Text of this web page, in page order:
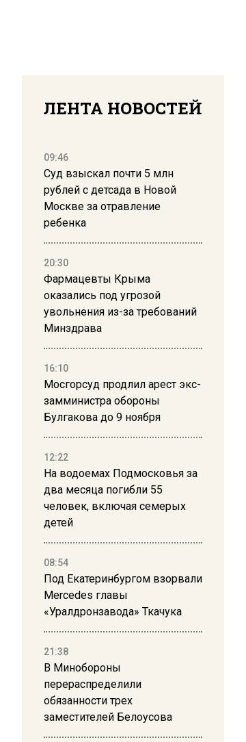
ЛЕНТА НОВОСТЕЙ
09:46
Суд взыскал почти 5 млн
рублей с детсада в Новой
Москве за отравление
ребенка
20:30
Фармацевты Крыма
оказались под угрозой
увольнения из-за требований
Минздрава
16:10
Мосгорсуд продлил арест экс-
замминистра обороны
Булгакова до 9 ноября
12:22
На водоемах Подмосковья за
два месяца погибли 55
человек, включая семерых
детей
08:54
Под Екатеринбургом взорвали
Mercedes главы
«Уралдронзавода» Ткачука
21:38
В Минобороны
перераспределили
обязанности трех
заместителей Белоусова